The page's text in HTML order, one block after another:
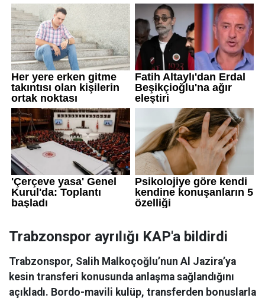
Trabzonspor ayrılığı KAP'a bildirdi
Trabzonspor, Salih Malkoçoğlu’nun Al Jazira’ya
kesin transferi konusunda anlaşma sağlandığını
açıkladı. Bordo-mavili kulüp, transferden bonuslarla